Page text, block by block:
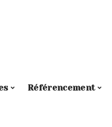
Référencement